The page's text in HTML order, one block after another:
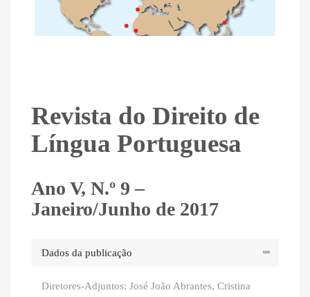
Revista do Direito de
Língua Portuguesa
Ano V, N.º 9 –
Janeiro/Junho de 2017
Dados da publicação
Diretores-Adjuntos: José João Abrantes, Cristina